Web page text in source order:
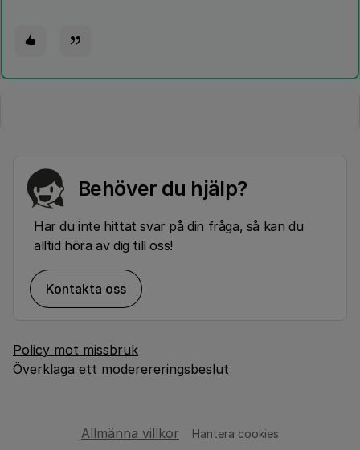
Behöver du hjälp?
Har du inte hittat svar på din fråga, så kan du
alltid höra av dig till oss!
Kontakta oss
Policy mot missbruk
Överklaga ett moderereringsbeslut
Allmänna villkor Hantera cookies